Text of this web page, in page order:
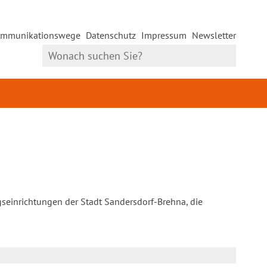
Datenschutz Impressum Newsletter
der Stadt Sandersdorf-Brehna, die